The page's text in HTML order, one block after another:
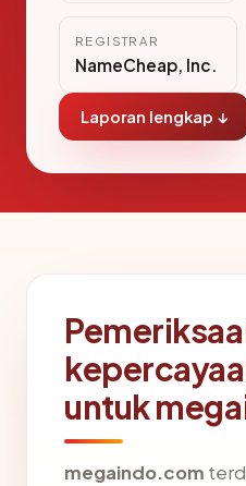
REGISTRAR
NameCheap, Inc.
Laporan lengkap ↓
untuk
megaindo.com